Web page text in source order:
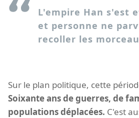
L'empire Han s'est
et personne ne
recoller les
Sur le plan politique, cette
Soixante ans de guerres, de
populations déplacées. C'est